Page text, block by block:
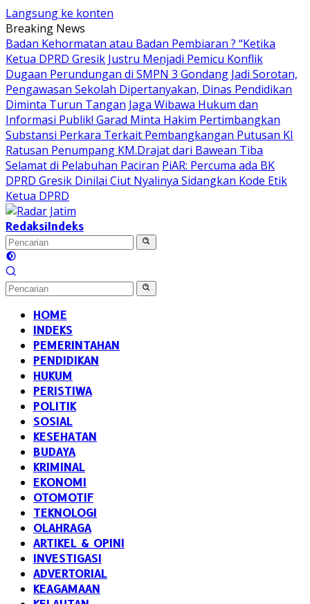
Langsung ke konten
Breaking News
Badan Kehormatan atau Badan Pembiaran ? “Ketika
Ketua DPRD Gresik Justru Menjadi Pemicu Konflik
Dugaan Perundungan di SMPN 3 Gondang Jadi Sorotan,
Pengawasan Sekolah Dipertanyakan, Dinas Pendidikan
Diminta Turun Tangan Jaga Wibawa Hukum dan
Informasi Publik! Garad Minta Hakim Pertimbangkan
Substansi Perkara Terkait Pembangkangan Putusan KI
Ratusan Penumpang KM.Drajat dari Bawean Tiba
Selamat di Pelabuhan Paciran PiAR: Percuma ada BK
DPRD Gresik Dinilai Ciut Nyalinya Sidangkan Kode Etik
Ketua DPRD
RedaksiIndeks
HOME
INDEKS
PEMERINTAHAN
PENDIDIKAN
HUKUM
PERISTIWA
POLITIK
SOSIAL
KESEHATAN
BUDAYA
KRIMINAL
EKONOMI
OTOMOTIF
TEKNOLOGI
OLAHRAGA
ARTIKEL & OPINI
INVESTIGASI
ADVERTORIAL
KEAGAMAAN